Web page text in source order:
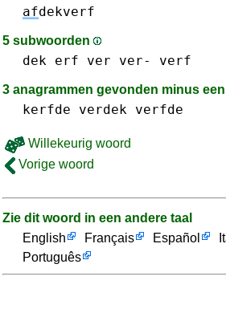
afdekverf
5 subwoorden
dek erf ver ver- verf
3 anagrammen gevonden minus
kerfde verdek verfde
Willekeurig woord
Vorige woord
Zie dit woord in een andere taal
English
Français Español
Português